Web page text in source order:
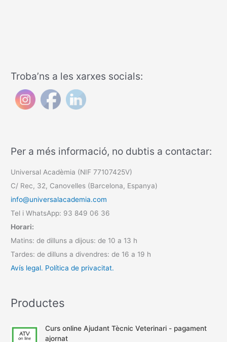
Troba’ns a les xarxes socials:
Per a més informació, no dubtis a contactar:
Universal Acadèmia (NIF 77107425V)
C/ Rec, 32, Canovelles (Barcelona, Espanya)
info@universalacademia.com
Tel i WhatsApp: 93 849 06 36
Horari:
Matins: de dilluns a dijous: de 10 a 13 h
Tardes: de dilluns a divendres: de 16 a 19 h
Avís legal. Política de privacitat.
Productes
Curs online Ajudant Tècnic Veterinari - pagament
ajornat